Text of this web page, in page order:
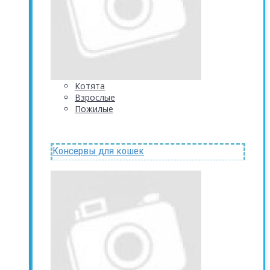
Котята
Взрослые
Пожилые
Консервы для кошек